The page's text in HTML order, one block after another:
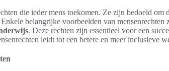
die ieder mens toekomen. Ze zijn bedoeld om
belangrijke voorbeelden van mensenrechten
. Deze rechten zijn essentieel voor een
leidt tot een betere en meer inclusieve